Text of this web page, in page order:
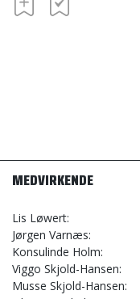
MEDVIRKENDE
Lis Løwert
Jørgen Varnæs
Konsulinde Holm
Viggo Skjold-Hansen
Musse Skjold-Hansen